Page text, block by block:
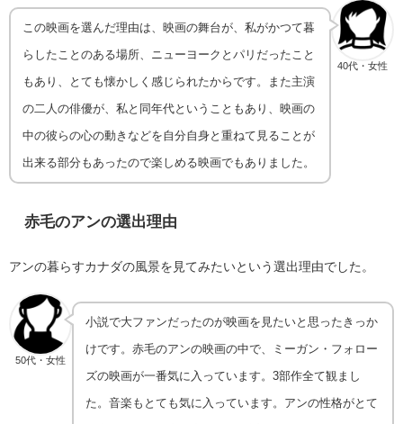
40代・女性
この映画を選んだ理由は、映画の舞台が、私がかつて暮
らしたことのある場所、ニューヨークとパリだったこと
もあり、とても懐かしく感じられたからです。また主演
の二人の俳優が、私と同年代ということもあり、映画の
中の彼らの心の動きなどを自分自身と重ねて見ることが
出来る部分もあったので楽しめる映画でもありました。
赤毛のアンの選出理由
アンの暮らすカナダの風景を見てみたいという選出理由でした。
50代・女性
小説で大ファンだったのが映画を見たいと思ったきっか
けです。赤毛のアンの映画の中で、ミーガン・フォロー
ズの映画が一番気に入っています。3部作全て観まし
た。音楽もとても気に入っています。アンの性格がとて